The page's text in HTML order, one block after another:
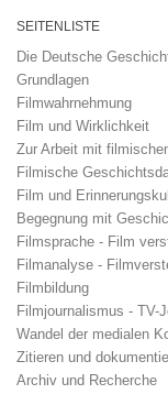
SEITENLISTE
Die Deutsche
Grundlagen
Filmwahrnehmung
Film und Wirklichkeit
Zur Arbeit mit
Filmische
Film und
Begegnung mit
Filmsprache - Film
Filmanalyse -
Filmbildung
Filmjournalismus - TV-
Wandel der medialen
Zitieren und
Archiv und Recherche